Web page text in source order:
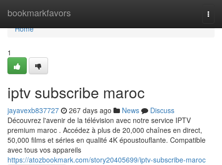
bookmarkfavors
Home
Home
1
iptv subscribe maroc
jayavexb837727 267 days ago News
Discuss
Découvrez l'avenir de la télévision avec notre service IPTV
premium maroc . Accédez à plus de 20,000 chaînes en direct,
50,000 films et séries en qualité 4K époustouflante. Compatible
avec tous vos appareils
https://atozbookmark.com/story20405699/iptv-subscribe-maroc